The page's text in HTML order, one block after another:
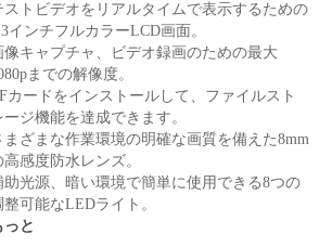
ストビデオをリアルタイムで表示するための
インチフルカラーLCD画面。
像キャプチャ、ビデオ録画のための最大
までの解像度。
カードをインストールして、ファイルスト
ージ機能を達成できます。
まざまな作業環境の明確な画質を備えた8mm
高感度防水レンズ。
助光源、暗い環境で簡単に使用できる8つの
整可能なLEDライト。
っと